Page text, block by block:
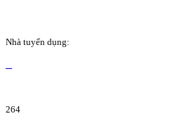
Nhà tuyển dụng:
264